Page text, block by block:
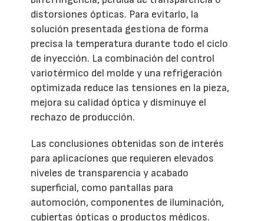
distorsiones ópticas. Para evitarlo, la
solución presentada gestiona de forma
precisa la temperatura durante todo el ciclo
de inyección. La combinación del control
variotérmico del molde y una refrigeración
optimizada reduce las tensiones en la pieza,
mejora su calidad óptica y disminuye el
rechazo de producción.
Las conclusiones obtenidas son de interés
para aplicaciones que requieren elevados
niveles de transparencia y acabado
superficial, como pantallas para
automoción, componentes de iluminación,
cubiertas ópticas o productos médicos.